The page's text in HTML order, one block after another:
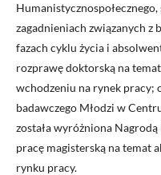
zagadnieniach związanych z
fazach cyklu życia i
rozprawę doktorską na
wchodzeniu na rynek pracy;
badawczego Młodzi w
została wyróżniona
pracę magisterską na temat
rynku pracy.